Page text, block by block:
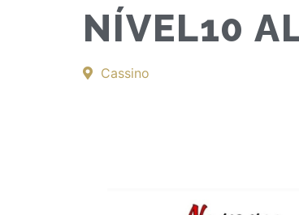
NÍVEL10
Cassino